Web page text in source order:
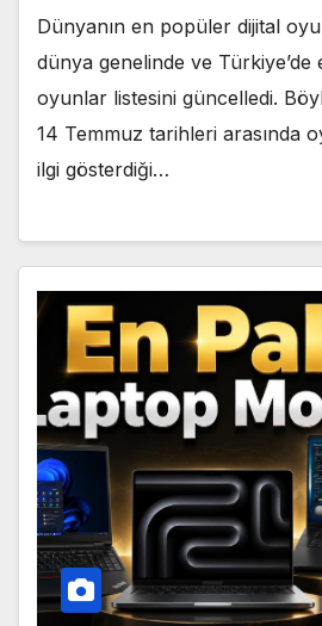
Dünyanın en popüler dijital
dünya genelinde ve Türkiye’de
oyunlar listesini güncelledi.
14 Temmuz tarihleri arasında
ilgi gösterdiği…